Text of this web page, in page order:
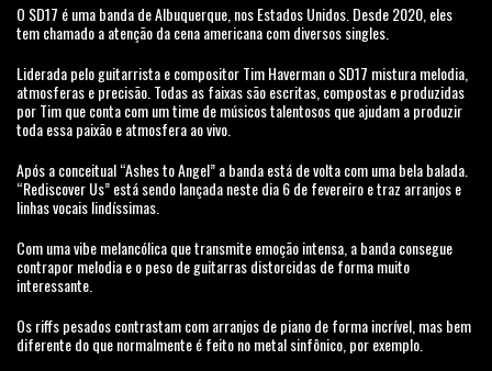
O SD17 é uma banda de Albuquerque, nos Estados Unidos. Desde 2020, eles
tem chamado a atenção da cena americana com diversos singles.
Liderada pelo guitarrista e compositor Tim Haverman o SD17 mistura melodia,
atmosferas e precisão. Todas as faixas são escritas, compostas e produzidas
por Tim que conta com um time de músicos talentosos que ajudam a produzir
toda essa paixão e atmosfera ao vivo.
Após a conceitual “Ashes to Angel” a banda está de volta com uma bela balada.
“Rediscover Us” está sendo lançada neste dia 6 de fevereiro e traz arranjos e
linhas vocais lindíssimas.
Com uma vibe melancólica que transmite emoção intensa, a banda consegue
contrapor melodia e o peso de guitarras distorcidas de forma muito
interessante.
Os riffs pesados contrastam com arranjos de piano de forma incrível, mas bem
diferente do que normalmente é feito no metal sinfônico, por exemplo.